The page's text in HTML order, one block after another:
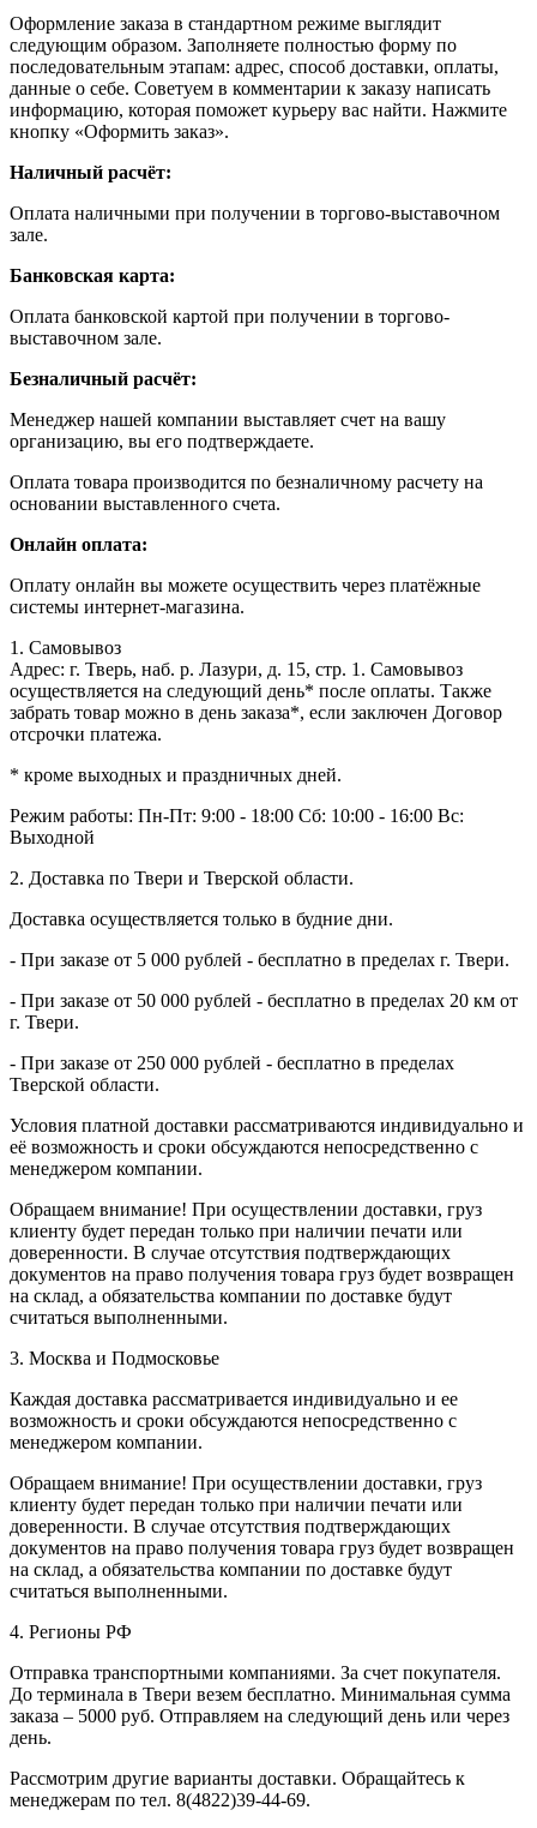
Оформление заказа в стандартном режиме выглядит
следующим образом. Заполняете полностью форму по
последовательным этапам: адрес, способ доставки, оплаты,
данные о себе. Советуем в комментарии к заказу написать
информацию, которая поможет курьеру вас найти. Нажмите
кнопку «Оформить заказ».
Наличный расчёт:
Оплата наличными при получении в торгово-выставочном
зале.
Банковская карта:
Оплата банковской картой при получении в торгово-
выставочном зале.
Безналичный расчёт:
Менеджер нашей компании выставляет счет на вашу
организацию, вы его подтверждаете.
Оплата товара производится по безналичному расчету на
основании выставленного счета.
Онлайн оплата:
Оплату онлайн вы можете осуществить через платёжные
системы интернет-магазина.
1. Самовывоз
Адрес: г. Тверь, наб. р. Лазури, д. 15, стр. 1. Самовывоз
осуществляется на следующий день* после оплаты. Также
забрать товар можно в день заказа*, если заключен Договор
отсрочки платежа.
* кроме выходных и праздничных дней.
Режим работы: Пн-Пт: 9:00 - 18:00 Сб: 10:00 - 16:00 Вс:
Выходной
2. Доставка по Твери и Тверской области.
Доставка осуществляется только в будние дни.
- При заказе от 5 000 рублей - бесплатно в пределах г. Твери.
- При заказе от 50 000 рублей - бесплатно в пределах 20 км от
г. Твери.
- При заказе от 250 000 рублей - бесплатно в пределах
Тверской области.
Условия платной доставки рассматриваются индивидуально и
её возможность и сроки обсуждаются непосредственно с
менеджером компании.
Обращаем внимание! При осуществлении доставки, груз
клиенту будет передан только при наличии печати или
доверенности. В случае отсутствия подтверждающих
документов на право получения товара груз будет возвращен
на склад, а обязательства компании по доставке будут
считаться выполненными.
3. Москва и Подмосковье
Каждая доставка рассматривается индивидуально и ее
возможность и сроки обсуждаются непосредственно с
менеджером компании.
Обращаем внимание! При осуществлении доставки, груз
клиенту будет передан только при наличии печати или
доверенности. В случае отсутствия подтверждающих
документов на право получения товара груз будет возвращен
на склад, а обязательства компании по доставке будут
считаться выполненными.
4. Регионы РФ
Отправка транспортными компаниями. За счет покупателя.
До терминала в Твери везем бесплатно. Минимальная сумма
заказа – 5000 руб. Отправляем на следующий день или через
день.
Рассмотрим другие варианты доставки. Обращайтесь к
менеджерам по тел. 8(4822)39-44-69.